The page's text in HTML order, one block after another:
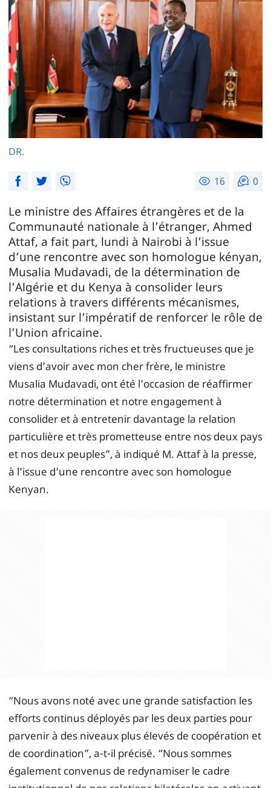
DR.
16 0
Le ministre des Affaires étrangères et de la
Communauté nationale à l’étranger, Ahmed
Attaf, a fait part, lundi à Nairobi à l’issue
d’une rencontre avec son homologue kényan,
Musalia Mudavadi, de la détermination de
l’Algérie et du Kenya à consolider leurs
relations à travers différents mécanismes,
insistant sur l’impératif de renforcer le rôle de
l’Union africaine.
“Les consultations riches et très fructueuses que je
viens d’avoir avec mon cher frère, le ministre
Musalia Mudavadi, ont été l’occasion de réaffirmer
notre détermination et notre engagement à
consolider et à entretenir davantage la relation
particulière et très prometteuse entre nos deux pays
et nos deux peuples”, à indiqué M. Attaf à la presse,
à l’issue d’une rencontre avec son homologue
Kenyan.
“Nous avons noté avec une grande satisfaction les
efforts continus déployés par les deux parties pour
parvenir à des niveaux plus élevés de coopération et
de coordination”, a-t-il précisé. “Nous sommes
également convenus de redynamiser le cadre